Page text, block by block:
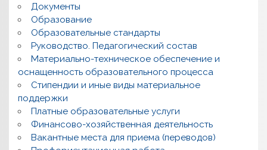
Документы
Образование
Образовательные стандарты
Руководство. Педагогический состав
Материально-техническое обеспечение и
оснащенность образовательного процесса
Стипендии и иные виды материальное
поддержки
Платные образовательные услуги
Финансово-хозяйственная деятельность
Вакантные места для приема (переводов)